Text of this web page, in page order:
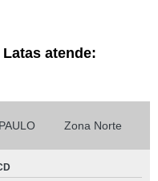
atende:
Zona Norte